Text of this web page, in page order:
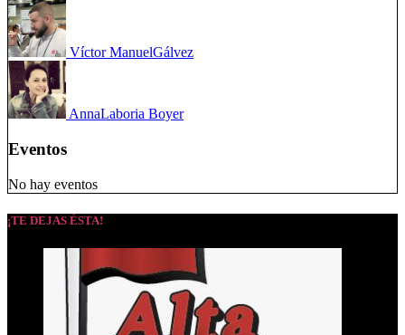
Víctor ManuelGálvez
AnnaLaboria Boyer
Eventos
No hay eventos
¡TE DEJAS ÉSTA!